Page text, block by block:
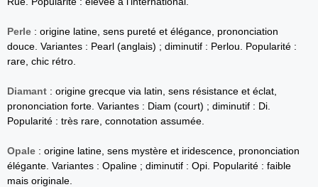
Perle : origine latine, sens pureté et élégance, prononciation
douce. Variantes : Pearl (anglais) ; diminutif : Perlou. Popularité :
rare, chic rétro.
Diamant : origine grecque via latin, sens résistance et éclat,
prononciation forte. Variantes : Diam (court) ; diminutif : Di.
Popularité : très rare, connotation assumée.
Opale : origine latine, sens mystère et iridescence, prononciation
élégante. Variantes : Opaline ; diminutif : Opi. Popularité : faible
mais originale.